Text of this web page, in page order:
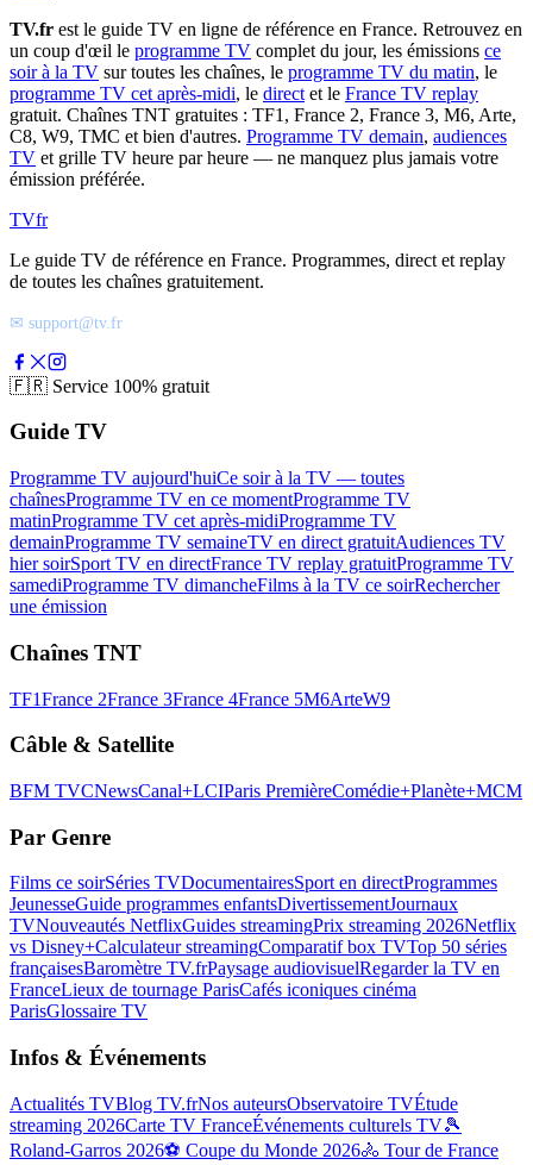
TV.fr est le guide TV en ligne de référence en France. Retrouvez en
un coup d'œil le programme TV complet du jour, les émissions ce
soir à la TV sur toutes les chaînes, le programme TV du matin, le
programme TV cet après-midi, le direct et le France TV replay
gratuit. Chaînes TNT gratuites : TF1, France 2, France 3, M6, Arte,
C8, W9, TMC et bien d'autres. Programme TV demain, audiences
TV et grille TV heure par heure — ne manquez plus jamais votre
émission préférée.
TVfr
Le guide TV de référence en France. Programmes, direct et replay
de toutes les chaînes gratuitement.
✉ support@tv.fr
🇫🇷 Service 100% gratuit
Guide TV
Programme TV aujourd'huiCe soir à la TV — toutes
chaînesProgramme TV en ce momentProgramme TV
matinProgramme TV cet après-midiProgramme TV
demainProgramme TV semaineTV en direct gratuitAudiences TV
hier soirSport TV en directFrance TV replay gratuitProgramme TV
samediProgramme TV dimancheFilms à la TV ce soirRechercher
une émission
Chaînes TNT
TF1France 2France 3France 4France 5M6ArteW9
Câble & Satellite
BFM TVCNewsCanal+LCIParis PremièreComédie+Planète+MCM
Par Genre
Films ce soirSéries TVDocumentairesSport en directProgrammes
JeunesseGuide programmes enfantsDivertissementJournaux
TVNouveautés NetflixGuides streamingPrix streaming 2026Netflix
vs Disney+Calculateur streamingComparatif box TVTop 50 séries
françaisesBaromètre TV.frPaysage audiovisuelRegarder la TV en
FranceLieux de tournage ParisCafés iconiques cinéma
ParisGlossaire TV
Infos & Événements
Actualités TVBlog TV.frNos auteursObservatoire TVÉtude
streaming 2026Carte TV FranceÉvénements culturels TV🎾
Roland-Garros 2026⚽ Coupe du Monde 2026🚴 Tour de France